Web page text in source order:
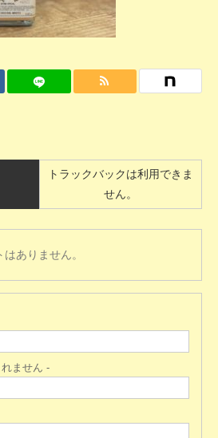
トラックバックは利用できま
せん。
ありません。
ません -